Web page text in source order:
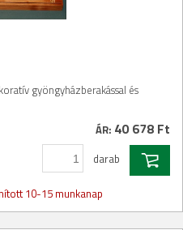
gyöngyházberakással és
ÁR: 40 678 Ft
darab
10-15 munkanap